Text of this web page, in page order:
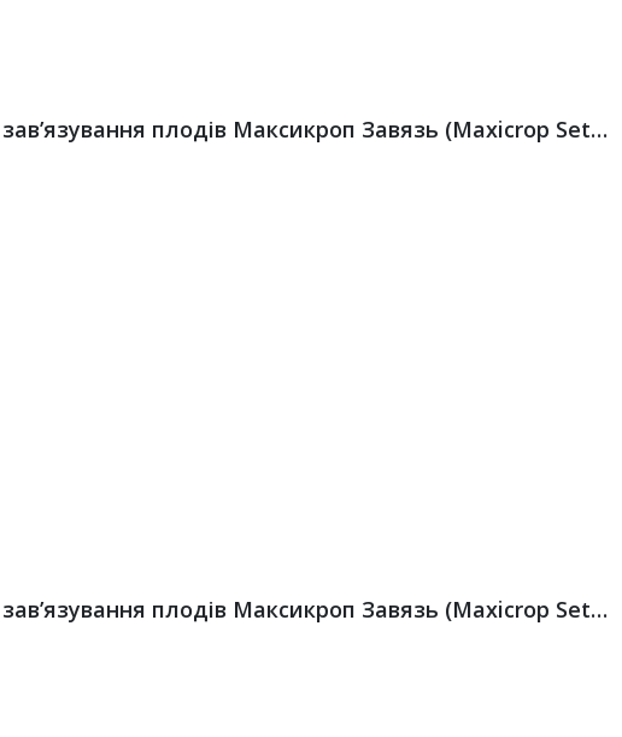
Біостимулятор запилення та зав’язування плодів Максикроп Завязь (Maxicrop Set), Valagro – 1 л
Біостимулятор запилення та зав’язування плодів Максикроп Завязь (Maxicrop Set), Valagro – 10 л